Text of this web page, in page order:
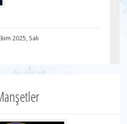
2025, Salı